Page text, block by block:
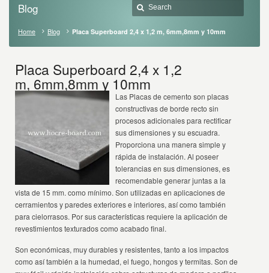
Blog
Home Blog Placa Superboard 2,4 x 1,2 m, 6mm,8mm y 10mm
Placa Superboard 2,4 x 1,2
m, 6mm,8mm y 10mm
Las Placas de cemento son placas
constructivas de borde recto sin
procesos adicionales para rectificar
sus dimensiones y su escuadra.
Proporciona una manera simple y
rápida de instalación. Al poseer
tolerancias en sus dimensiones, es
recomendable generar juntas a la
vista de 15 mm. como mínimo. Son utilizadas en aplicaciones de
cerramientos y paredes exteriores e interiores, así como también
para cielorrasos. Por sus características requiere la aplicación de
revestimientos texturados como acabado final.
Son económicas, muy durables y resistentes, tanto a los impactos
como así también a la humedad, el fuego, hongos y termitas. Son de